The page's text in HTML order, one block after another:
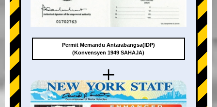
+
Permit Memandu Antarabangsa(IDP)
(Konvensyen 1949 SAHAJA)